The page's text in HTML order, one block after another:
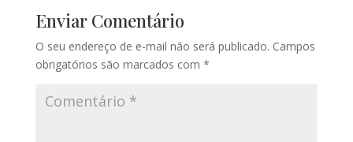
Enviar Comentário
O seu endereço de e-mail não será publicado. Campos
obrigatórios são marcados com *